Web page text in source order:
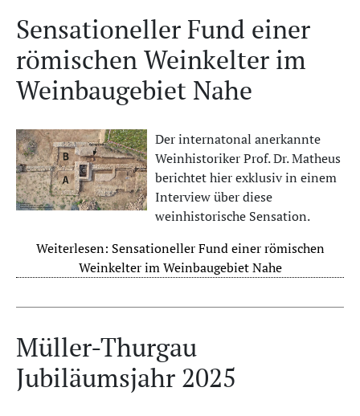
Sensationeller Fund einer
römischen Weinkelter im
Weinbaugebiet Nahe
Der internatonal anerkannte
Weinhistoriker Prof. Dr. Matheus
berichtet hier exklusiv in einem
Interview über diese
weinhistorische Sensation.
Weiterlesen: Sensationeller Fund einer römischen
Weinkelter im Weinbaugebiet Nahe
Müller-Thurgau
Jubiläumsjahr 2025